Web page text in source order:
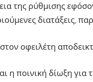
της ρύθμισης
διατάξεις,
οφειλέτη
η ποινική δίωξη για